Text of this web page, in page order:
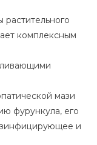
комплексным
мази
фурункула, его
и